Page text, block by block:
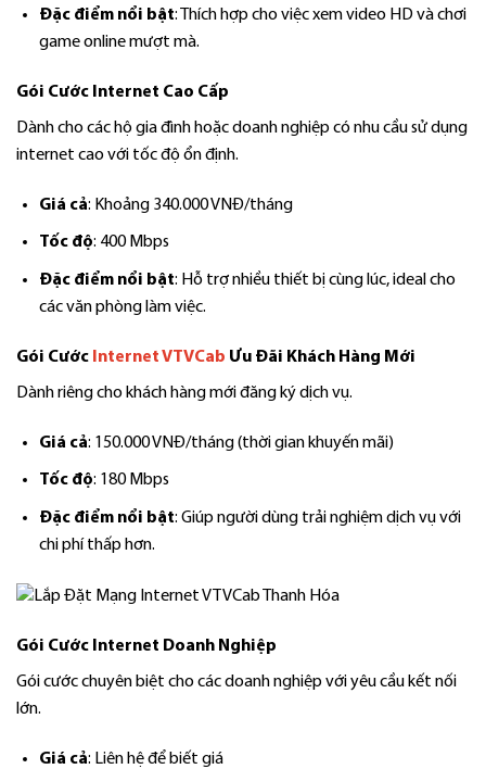
Đặc điểm nổi bật: Thích hợp cho việc xem video HD và chơi
game online mượt mà.
Gói Cước Internet Cao Cấp
Dành cho các hộ gia đình hoặc doanh nghiệp có nhu cầu sử dụng
internet cao với tốc độ ổn định.
Giá cả: Khoảng 340.000 VNĐ/tháng
Tốc độ: 400 Mbps
Đặc điểm nổi bật: Hỗ trợ nhiều thiết bị cùng lúc, ideal cho
các văn phòng làm việc.
Gói Cước Internet VTVCab Ưu Đãi Khách Hàng Mới
Dành riêng cho khách hàng mới đăng ký dịch vụ.
Giá cả: 150.000 VNĐ/tháng (thời gian khuyến mãi)
Tốc độ: 180 Mbps
Đặc điểm nổi bật: Giúp người dùng trải nghiệm dịch vụ với
chi phí thấp hơn.
Gói Cước Internet Doanh Nghiệp
Gói cước chuyên biệt cho các doanh nghiệp với yêu cầu kết nối
lớn.
Giá cả: Liên hệ để biết giá